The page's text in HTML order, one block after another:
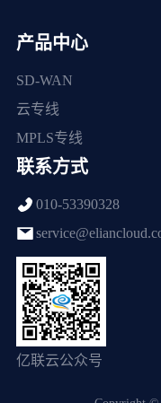
产品中心
SD-WAN
云专线
MPLS专线
联系方式
010-53390328
亿联云公众号